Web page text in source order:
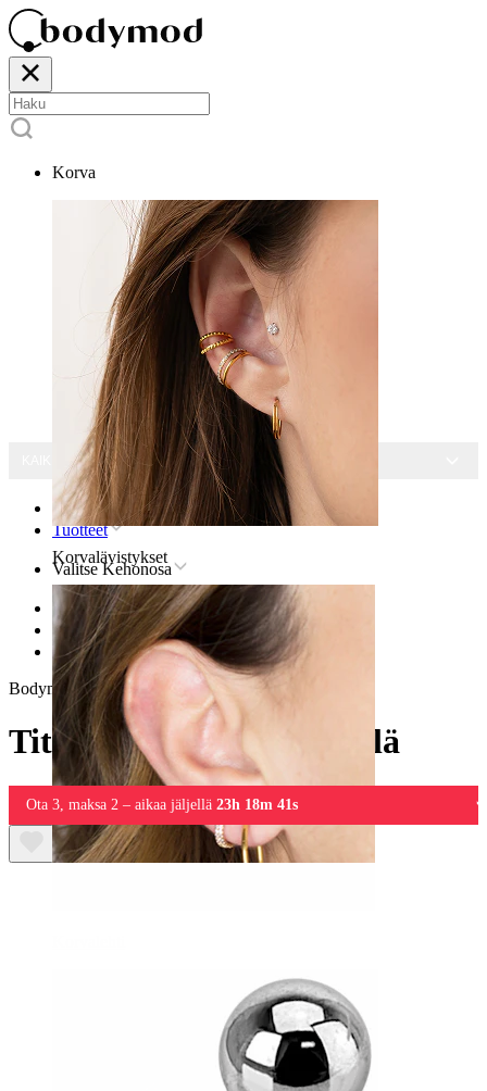
Korva
Korvalävistykset
KAIKKI KORUT -15 %
Etusivu
Tuotteet
Valitse Kehonosa
Huuli
Titaaniset huulilävistyskorut
Titaanilabret sisäkierteillä
Bodymod Premium
Titaanilabret sisäkierteillä
Ota 3, maksa 2 – aikaa jäljellä 23h 18m 41s